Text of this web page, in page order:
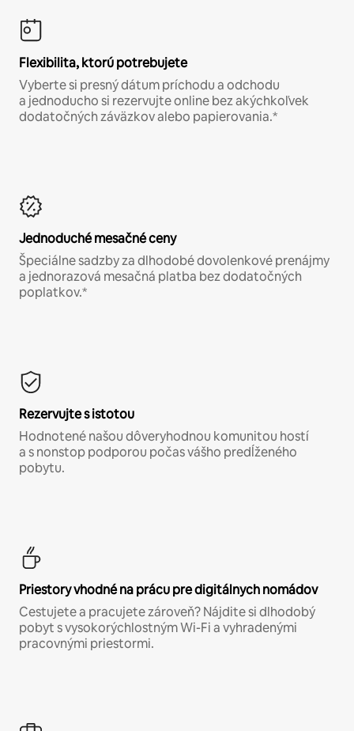
Flexibilita, ktorú potrebujete
Vyberte si presný dátum príchodu a odchodu
a jednoducho si rezervujte online bez akýchkoľvek
dodatočných záväzkov alebo papierovania.*
Jednoduché mesačné ceny
Špeciálne sadzby za dlhodobé dovolenkové prenájmy
a jednorazová mesačná platba bez dodatočných
poplatkov.*
Rezervujte s istotou
Hodnotené našou dôveryhodnou komunitou hostí
a s nonstop podporou počas vášho predĺženého
pobytu.
Priestory vhodné na prácu pre digitálnych nomádov
Cestujete a pracujete zároveň? Nájdite si dlhodobý
pobyt s vysokorýchlostným Wi-Fi a vyhradenými
pracovnými priestormi.